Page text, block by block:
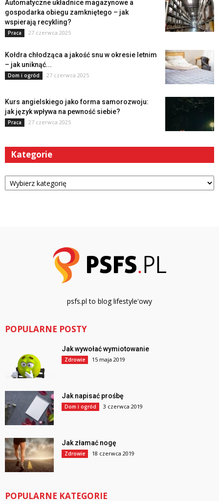
Automatyczne układnice magazynowe a
gospodarka obiegu zamkniętego – jak
wspierają recykling?
Praca 27 czerwca 2025
Kołdra chłodząca a jakość snu w okresie letnim
– jak uniknąć...
Dom i ogród 27 czerwca 2025
Kurs angielskiego jako forma samorozwoju:
jak język wpływa na pewność siebie?
Praca 27 czerwca 2025
Kategorie
Kategorie
psfs.pl to blog lifestyle'owy
POPULARNE POSTY
Jak wywołać wymiotowanie
Zdrowie 15 maja 2019
Jak napisać prośbę
Dom i ogród 3 czerwca 2019
Jak złamać nogę
Zdrowie 18 czerwca 2019
POPULARNE KATEGORIE